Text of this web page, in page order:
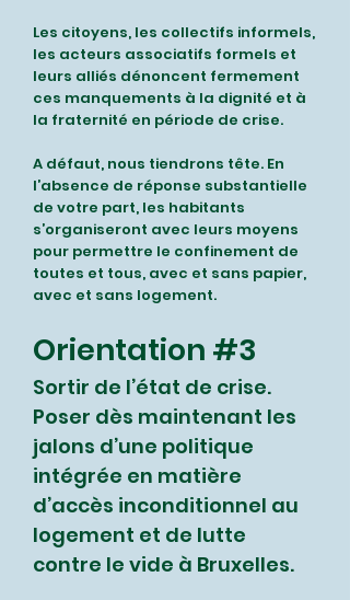
Les citoyens, les collectifs informels,
les acteurs associatifs formels et
leurs alliés dénoncent fermement
ces manquements à la dignité et à
la fraternité en période de crise.
A défaut, nous tiendrons tête. En
l’absence de réponse substantielle
de votre part, les habitants
s’organiseront avec leurs moyens
pour permettre le confinement de
toutes et tous, avec et sans papier,
avec et sans logement.
Orientation #3
Sortir de l’état de crise.
Poser dès maintenant les
jalons d’une politique
intégrée en matière
d’accès inconditionnel au
logement et de lutte
contre le vide à Bruxelles.